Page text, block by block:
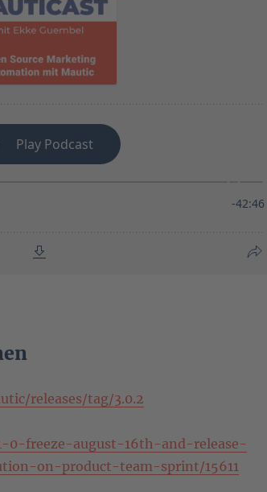
releases/tag/3.0.2
freeze-august-16th-and-release-
on-product-team-sprint/15611